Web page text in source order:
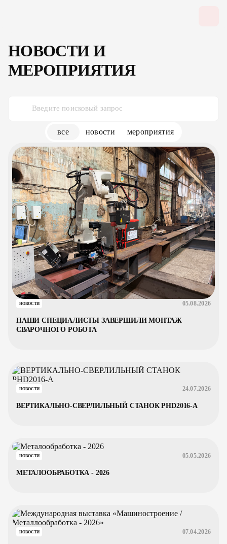
НОВОСТИ И
МЕРОПРИЯТИЯ
все новости мероприятия
НОВОСТИ 05.08.2026
НАШИ СПЕЦИАЛИСТЫ ЗАВЕРШИЛИ МОНТАЖ
СВАРОЧНОГО РОБОТА
НОВОСТИ 24.07.2026
ВЕРТИКАЛЬНО-СВЕРЛИЛЬНЫЙ СТАНОК PHD2016-A
НОВОСТИ 05.05.2026
МЕТАЛООБРАБОТКА - 2026
НОВОСТИ 07.04.2026